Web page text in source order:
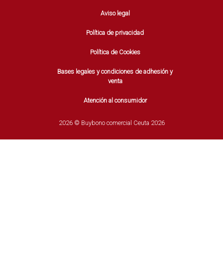
Aviso legal
Política de privacidad
Política de Cookies
Bases legales y condiciones de adhesión y
venta
Atención al consumidor
2026 © Buybono comercial Ceuta 2026